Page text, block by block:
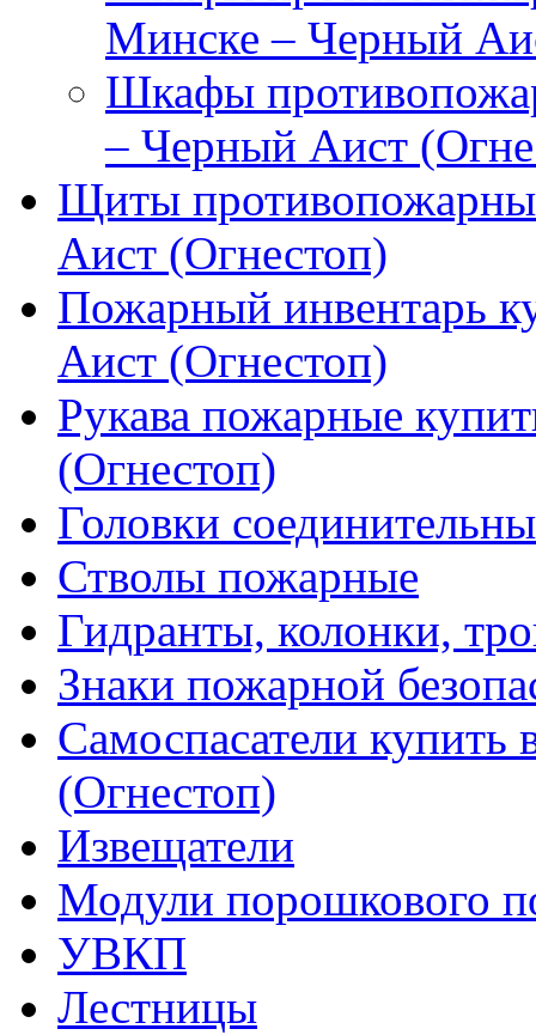
Минске – Черный
Шкафы
– Черный Аист
Щиты
Аист (Огнестоп)
Пожарный инвентарь
Аист (Огнестоп)
Рукава пожарные
(Огнестоп)
Головки
Стволы пожарные
Гидранты, колонки,
Знаки пожарной
Самоспасатели
(Огнестоп)
Извещатели
Модули порошкового
УВКП
Лестницы